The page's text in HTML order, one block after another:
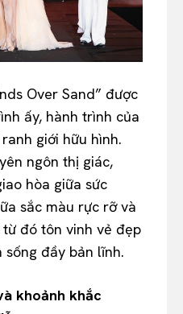
Over Sand” được
ấy, hành trình của
giới hữu hình.
ngôn thị giác,
hòa giữa sức
sắc màu rực rỡ và
đó tôn vinh vẻ đẹp
đầy bản lĩnh.
khoảnh khắc